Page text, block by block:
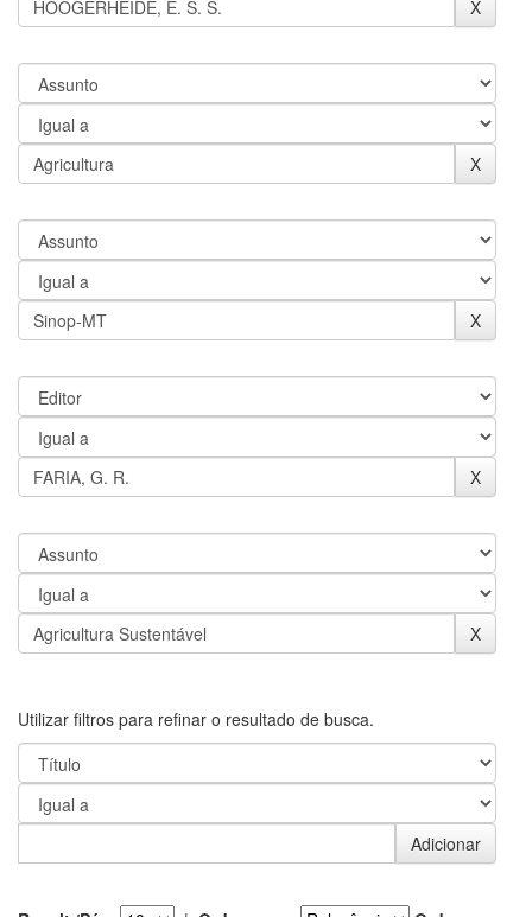
Utilizar filtros para refinar o resultado de busca.